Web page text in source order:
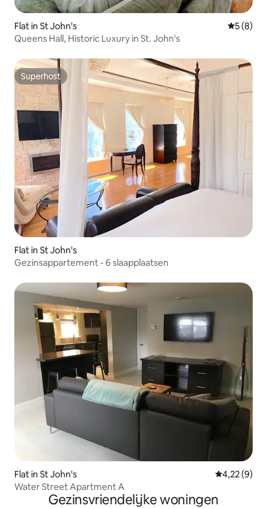
Flat in St John's
5 (8)
Queens Hall, Historic Luxury in St. John's
Superhost
Superhost
Flat in St John's
Gezinsappartement - 6 slaapplaatsen
Flat in St John's
4,22 (9)
Water Street Apartment A
Gezinsvriendelijke woningen